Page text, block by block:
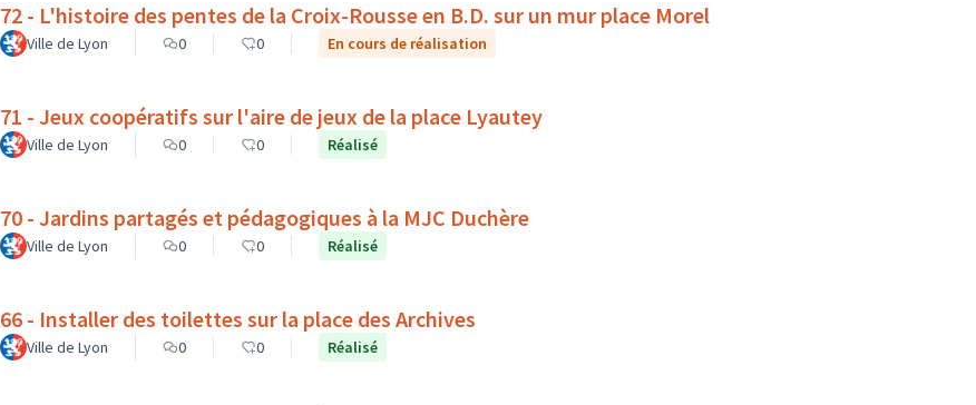
72 - L'histoire des pentes de la Croix-Rousse en B.D. sur un mur place Morel
Ville de Lyon 0 0 En cours de réalisation
71 - Jeux coopératifs sur l'aire de jeux de la place Lyautey
Ville de Lyon 0 0 Réalisé
70 - Jardins partagés et pédagogiques à la MJC Duchère
Ville de Lyon 0 0 Réalisé
66 - Installer des toilettes sur la place des Archives
Ville de Lyon 0 0 Réalisé